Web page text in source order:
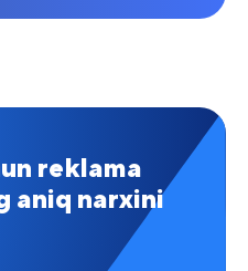
reklama
aniq narxini